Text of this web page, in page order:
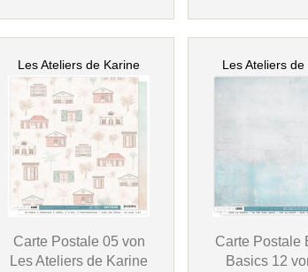
Les Ateliers de Karine
Carte Postale 05 von
Les Ateliers de Karine
Les Ateliers
Carte Postale
Basics 12